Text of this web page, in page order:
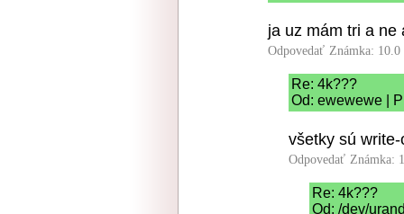
ja uz mám tri a
Odpovedať Známka: 10.0
Re: 4k???
Od: ewewewe |
všetky sú
Odpovedať Známka:
Re: 4k???
Od: /dev/